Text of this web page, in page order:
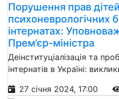
Порушення прав
психоневрологічних
інтернатах:
Прем’єр-міністра
Деінституціалізація та
інтернатів в Україні:
27 січня 2024, 17:00